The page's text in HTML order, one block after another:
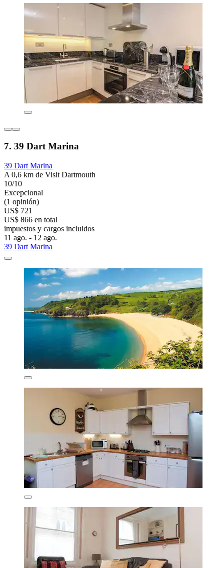
7. 39 Dart Marina
39 Dart Marina
A 0,6 km de Visit Dartmouth
10/10
Excepcional
(1 opinión)
US$ 721
US$ 866 en total
impuestos y cargos incluidos
11 ago. - 12 ago.
39 Dart Marina